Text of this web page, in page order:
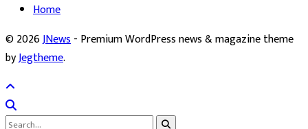
Home
© 2026JNews- Premium WordPress news & magazine theme
byJegtheme.